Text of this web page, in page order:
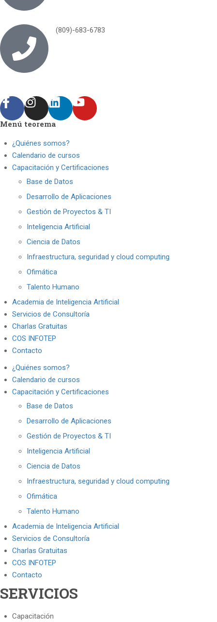
(809)-683-6783
Menú teorema
¿Quiénes somos?
Calendario de cursos
Capacitación y Certificaciones
Base de Datos
Desarrollo de Aplicaciones
Gestión de Proyectos & TI
Inteligencia Artificial
Ciencia de Datos
Infraestructura, seguridad y cloud computing
Ofimática
Talento Humano
Academia de Inteligencia Artificial
Servicios de Consultoría
Charlas Gratuitas
COS INFOTEP
Contacto
¿Quiénes somos?
Calendario de cursos
Capacitación y Certificaciones
Base de Datos
Desarrollo de Aplicaciones
Gestión de Proyectos & TI
Inteligencia Artificial
Ciencia de Datos
Infraestructura, seguridad y cloud computing
Ofimática
Talento Humano
Academia de Inteligencia Artificial
Servicios de Consultoría
Charlas Gratuitas
COS INFOTEP
Contacto
SERVICIOS
Capacitación